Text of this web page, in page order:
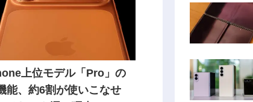
上位モデル「Pro」の
能、約6割が使いこなせ